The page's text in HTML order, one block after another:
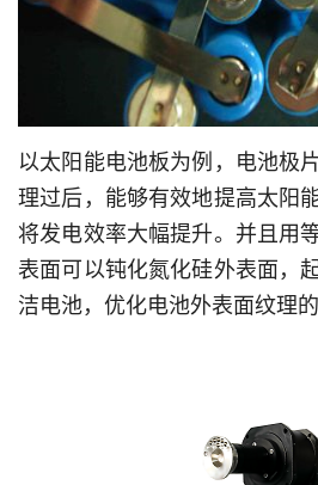
以太阳能电池板为例，电池极
理过后，能够有效地提高太阳
将发电效率大幅提升。并且用
表面可以钝化氮化硅外表面，
洁电池，优化电池外表面纹理的